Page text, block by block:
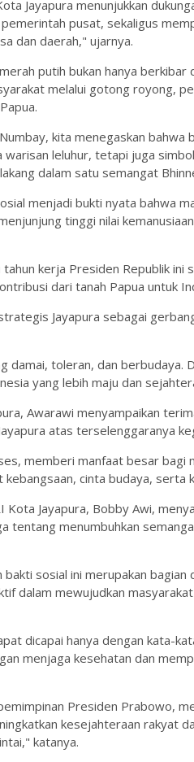
Jayapura menunjukkan
pusat, sekaligus
dan daerah," ujarnya.
putih bukan hanya
melalui gotong royong,
kita menegaskan bahwa
leluhur, tetapi juga
dalam satu semangat
menjadi bukti nyata bahwa
tinggi nilai
kerja Presiden Republik ini
dari tanah Papua untuk
Jayapura sebagai
damai, toleran, dan berbudaya.
yang lebih maju dan
Awarawi menyampaikan
atas terselenggaranya
memberi manfaat besar bagi
cinta budaya, serta
Jayapura, Bobby Awi,
tentang menumbuhkan
sosial ini merupakan
dalam mewujudkan
dicapai hanya dengan kata-
menjaga kesehatan dan
Presiden Prabowo,
kesejahteraan rakyat
katanya.